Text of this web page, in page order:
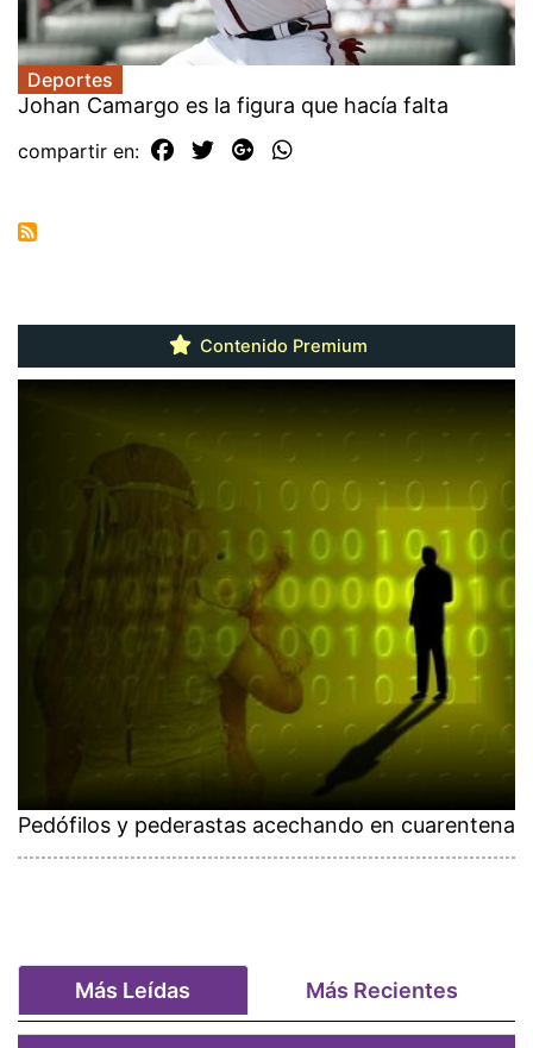
Deportes
Johan Camargo es la figura que hacía falta
compartir en:
Contenido Premium
Pedófilos y pederastas acechando en cuarentena
Más Leídas Más Recientes